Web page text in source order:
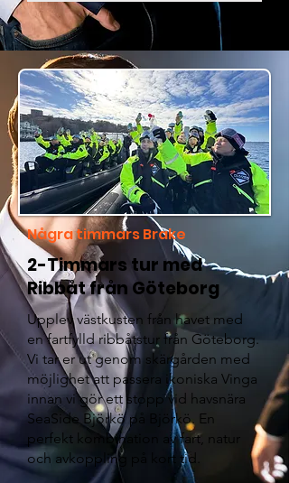
Några timmars Brake
2-Timmars tur med
Ribbåt från Göteborg
Upplev västkusten från havet med
en fartfylld ribbåtstur från Göteborg.
Vi tar er ut genom skärgården med
möjlighet att passera ikoniska Vinga
innan vi gör ett stopp vid havsnära
SeaSide Björkö på Björkö. En
perfekt kombination av fart, natur
och avkoppling på kort tid.